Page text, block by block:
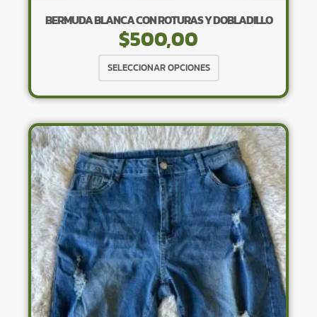
BERMUDA BLANCA CON ROTURAS Y DOBLADILLO
$500,00
SELECCIONAR OPCIONES
producto
tiene
variantes.
Las
opciones
se
pueden
elegir
en
la
página
de
producto